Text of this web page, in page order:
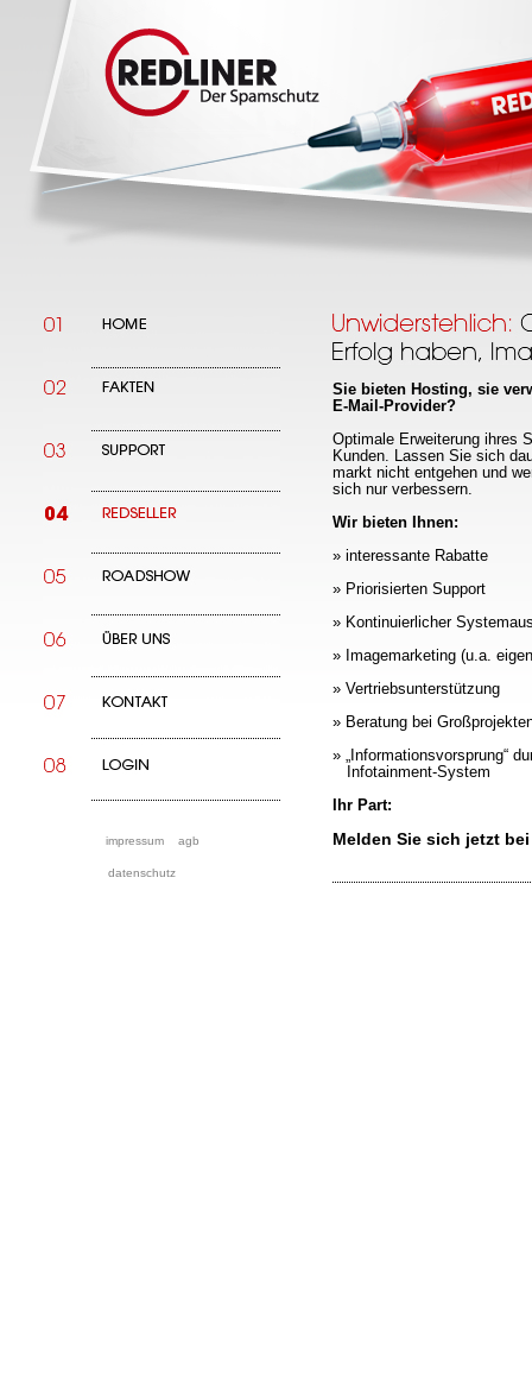
impressum agb
datenschutz
Sie bieten Hosting, sie
E-Mail-Provider?
Optimale Erweiterung ihres
Kunden. Lassen Sie sich
markt nicht entgehen und
sich nur verbessern.
Wir bieten Ihnen:
» interessante Rabatte
» Priorisierten Support
» Kontinuierlicher
» Imagemarketing (u.a.
» Vertriebsunterstützung
» Beratung bei
» „Informationsvorsprung“
Infotainment-System
Ihr Part:
Melden Sie sich jetzt